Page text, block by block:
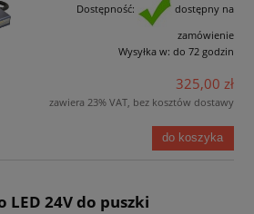
Dostępność:
dostępny na
zamówienie
Wysyłka w: do 72 godzin
325,00 zł
zawiera 23% VAT, bez kosztów dostawy
do koszyka
LED 24V do puszki